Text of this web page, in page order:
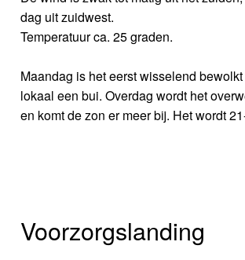
dag uit zuidwest.
Temperatuur ca. 25 graden.
Maandag is het eerst wisselend
lokaal een bui. Overdag wordt het
en komt de zon er meer bij. Het wordt
Voorzorgslanding